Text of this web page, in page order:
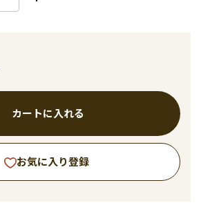
カートに入れる
お気に入り登録